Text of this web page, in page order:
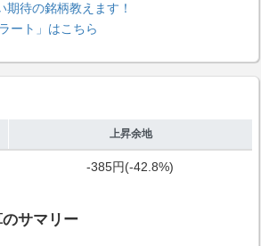
待の銘柄教えます！
ート」はこちら
上昇余地
-385円(-42.8%)
のサマリー